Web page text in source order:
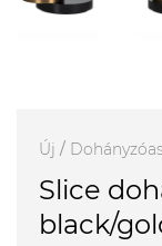
Új /
Slice
black/